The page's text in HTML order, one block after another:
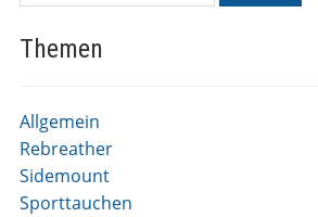
Themen
Allgemein
Rebreather
Sidemount
Sporttauchen